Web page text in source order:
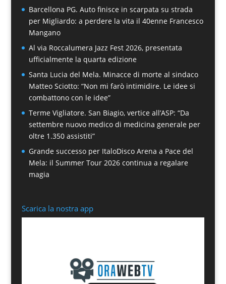
Barcellona PG. Auto finisce in scarpata su strada
per Migliardo: a perdere la vita il 40enne Francesco
Mangano
Al via Roccalumera Jazz Fest 2026, presentata
ufficialmente la quarta edizione
Santa Lucia del Mela. Minacce di morte al sindaco
Matteo Sciotto: “Non mi farò intimidire. Le idee si
combattono con le idee”
Terme Vigliatore. San Biagio, vertice all’ASP: “Da
settembre nuovo medico di medicina generale per
oltre 1.350 assistiti”
Grande successo per ItaloDisco Arena a Pace del
Mela: il Summer Tour 2026 continua a regalare
magia
Scarica la nostra app